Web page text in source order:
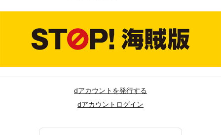
dアカウントを発行する
dアカウントログイン